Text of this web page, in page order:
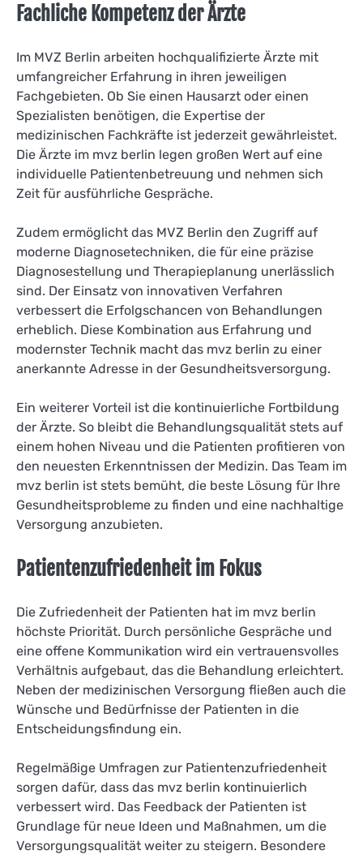
Fachliche Kompetenz der Ärzte
Im MVZ Berlin arbeiten hochqualifizierte Ärzte mit
umfangreicher Erfahrung in ihren jeweiligen
Fachgebieten. Ob Sie einen Hausarzt oder einen
Spezialisten benötigen, die Expertise der
medizinischen Fachkräfte ist jederzeit gewährleistet.
Die Ärzte im mvz berlin legen großen Wert auf eine
individuelle Patientenbetreuung und nehmen sich
Zeit für ausführliche Gespräche.
Zudem ermöglicht das MVZ Berlin den Zugriff auf
moderne Diagnosetechniken, die für eine präzise
Diagnosestellung und Therapieplanung unerlässlich
sind. Der Einsatz von innovativen Verfahren
verbessert die Erfolgschancen von Behandlungen
erheblich. Diese Kombination aus Erfahrung und
modernster Technik macht das mvz berlin zu einer
anerkannte Adresse in der Gesundheitsversorgung.
Ein weiterer Vorteil ist die kontinuierliche Fortbildung
der Ärzte. So bleibt die Behandlungsqualität stets auf
einem hohen Niveau und die Patienten profitieren von
den neuesten Erkenntnissen der Medizin. Das Team im
mvz berlin ist stets bemüht, die beste Lösung für Ihre
Gesundheitsprobleme zu finden und eine nachhaltige
Versorgung anzubieten.
Patientenzufriedenheit im Fokus
Die Zufriedenheit der Patienten hat im mvz berlin
höchste Priorität. Durch persönliche Gespräche und
eine offene Kommunikation wird ein vertrauensvolles
Verhältnis aufgebaut, das die Behandlung erleichtert.
Neben der medizinischen Versorgung fließen auch die
Wünsche und Bedürfnisse der Patienten in die
Entscheidungsfindung ein.
Regelmäßige Umfragen zur Patientenzufriedenheit
sorgen dafür, dass das mvz berlin kontinuierlich
verbessert wird. Das Feedback der Patienten ist
Grundlage für neue Ideen und Maßnahmen, um die
Versorgungsqualität weiter zu steigern. Besondere